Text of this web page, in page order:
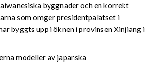
byggnader och en korrekt
som omger presidentpalatset i
byggts upp i öknen i provinsen Xinjiang i
modeller av japanska